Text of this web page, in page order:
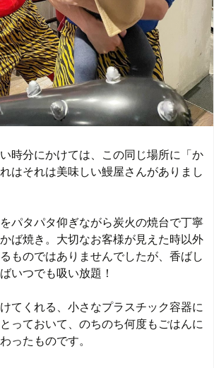
時分にかけては 、この同じ場所に「か
はそれは美味しい鰻屋さんがありまし
パタパタ仰ぎながら炭火の焼台で丁寧
ば焼き。 大切なお客様が見えた時以外
ものではありませんでしたが、香ばし
いつでも吸い放題！
てくれる、小さなプラスチック容器に
っておいて、のちのち何度もごはんに
ったものです。